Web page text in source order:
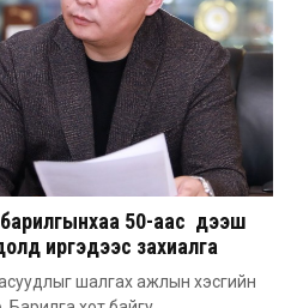
50-аас дээш
иргэдээс захиалга
шалгах ажлын хэсгийн